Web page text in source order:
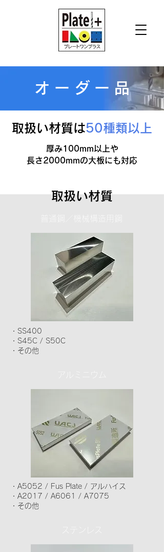
オーダー 品
取扱い材質は50種類以上
厚み100mm以上や
長さ2000mmの大板にも対応
取扱い材質
・SS400
・S45C / S50C
・その他
・A5052 / Fus Plate / アルハイス
・A2017 / A6061 / A7075
・その他